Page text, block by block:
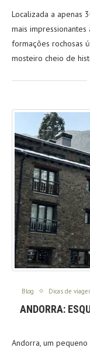
Localizada a apenas
mais impressionantes
formações rochosas
mosteiro cheio de
Blog Dicas de
ANDORRA:
Andorra, um